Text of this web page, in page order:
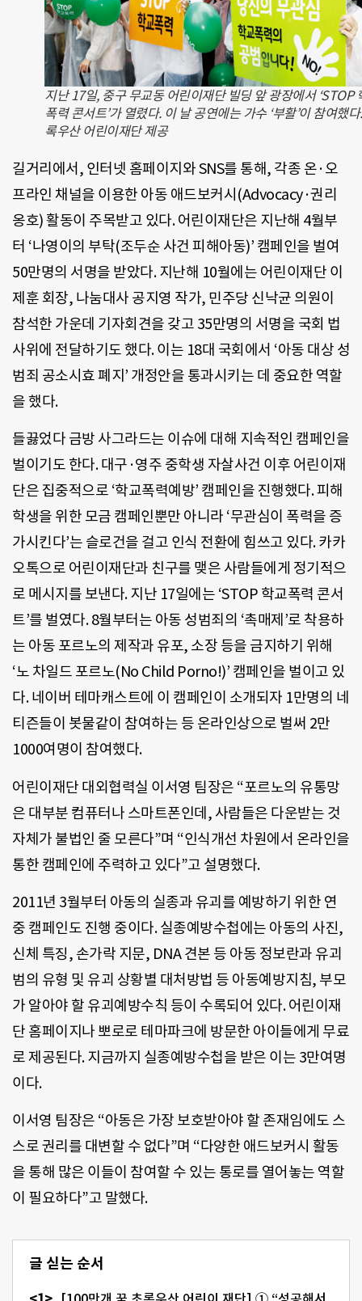
지난 17일, 중구 무교동 어린이재단 빌딩 앞 광장에서 ‘STOP
폭력 콘서트’가 열렸다. 이 날 공연에는 가수 ‘부활’이 참여했
록우산 어린이재단 제공
길거리에서, 인터넷 홈페이지와 SNS를 통해, 각종 온·오
프라인 채널을 이용한 아동 애드보커시(Advocacy·권리
옹호) 활동이 주목받고 있다. 어린이재단은 지난해 4월부
터 ‘나영이의 부탁(조두순 사건 피해아동)’ 캠페인을 벌여
50만명의 서명을 받았다. 지난해 10월에는 어린이재단 이
제훈 회장, 나눔대사 공지영 작가, 민주당 신낙균 의원이
참석한 가운데 기자회견을 갖고 35만명의 서명을 국회 법
사위에 전달하기도 했다. 이는 18대 국회에서 ‘아동 대상 성
범죄 공소시효 폐지’ 개정안을 통과시키는 데 중요한 역할
을 했다.
들끓었다 금방 사그라드는 이슈에 대해 지속적인 캠페인을
벌이기도 한다. 대구·영주 중학생 자살사건 이후 어린이재
단은 집중적으로 ‘학교폭력예방’ 캠페인을 진행했다. 피해
학생을 위한 모금 캠페인뿐만 아니라 ‘무관심이 폭력을 증
가시킨다’는 슬로건을 걸고 인식 전환에 힘쓰고 있다. 카카
오톡으로 어린이재단과 친구를 맺은 사람들에게 정기적으
로 메시지를 보낸다. 지난 17일에는 ‘STOP 학교폭력 콘서
트’를 벌였다. 8월부터는 아동 성범죄의 ‘촉매제’로 착용하
는 아동 포르노의 제작과 유포, 소장 등을 금지하기 위해
‘노 차일드 포르노(No Child Porno!)’ 캠페인을 벌이고 있
다. 네이버 테마캐스트에 이 캠페인이 소개되자 1만명의 네
티즌들이 봇물같이 참여하는 등 온라인상으로 벌써 2만
1000여명이 참여했다.
어린이재단 대외협력실 이서영 팀장은 “포르노의 유통망
은 대부분 컴퓨터나 스마트폰인데, 사람들은 다운받는 것
자체가 불법인 줄 모른다”며 “인식개선 차원에서 온라인을
통한 캠페인에 주력하고 있다”고 설명했다.
2011년 3월부터 아동의 실종과 유괴를 예방하기 위한 연
중 캠페인도 진행 중이다. 실종예방수첩에는 아동의 사진,
신체 특징, 손가락 지문, DNA 견본 등 아동 정보란과 유괴
범의 유형 및 유괴 상황별 대처방법 등 아동예방지침, 부모
가 알아야 할 유괴예방수칙 등이 수록되어 있다. 어린이재
단 홈페이지나 뽀로로 테마파크에 방문한 아이들에게 무료
로 제공된다. 지금까지 실종예방수첩을 받은 이는 3만여명
이다.
이서영 팀장은 “아동은 가장 보호받아야 할 존재임에도 스
스로 권리를 대변할 수 없다”며 “다양한 애드보커시 활동
을 통해 많은 이들이 참여할 수 있는 통로를 열어놓는 역할
이 필요하다”고 말했다.
글 싣는 순서